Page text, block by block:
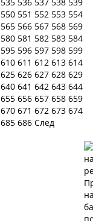
550 551 552 553 554
565 566 567 568 569
580 581 582 583 584
595 596 597 598 599
610 611 612 613 614
625 626 627 628 629
640 641 642 643 644
655 656 657 658 659
670 671 672 673 674
685 686 След